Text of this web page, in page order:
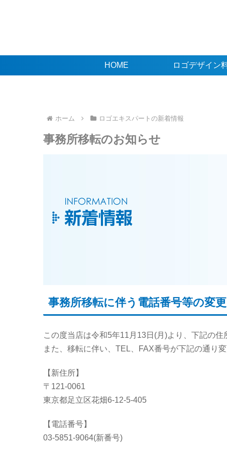
HOME ロゴデザイン
ホーム ロゴエキスパートの新着情報
事務所移転のお知らせ
事務所移転に伴う電話番号等の変
この度当店は令和5年11月13日(月)より、下記の住
また、移転に伴い、TEL、FAX番号が下記の通り
【新住所】
〒121-0061
東京都足立区花畑6-12-5-405
【電話番号】
03-5851-9064(新番号)